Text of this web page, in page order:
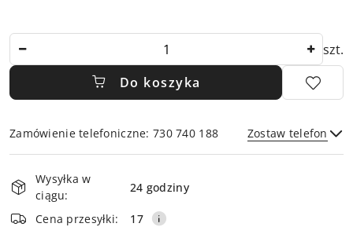
szt.
Do koszyka
Zamówienie telefoniczne: 730 740 188 Zostaw telefon
i
dostawa
Wysyłka w
ciągu:
24 godziny
Cena przesyłki: 17